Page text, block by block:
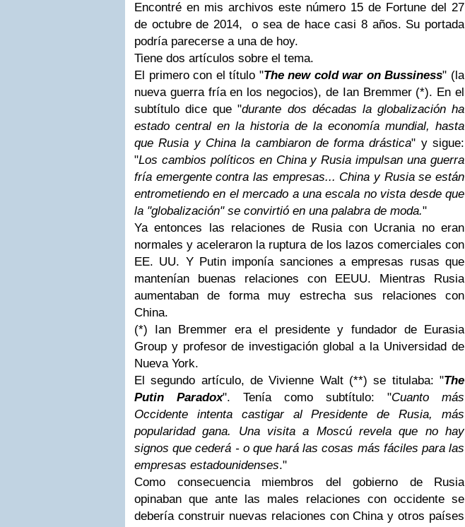
Encontré en mis archivos este número 15 de Fortune del 27
de octubre de 2014, o sea de hace casi 8 años. Su portada
podría parecerse a una de hoy.
Tiene dos artículos sobre el tema.
El primero con el título "The new cold war on Bussiness" (la
nueva guerra fría en los negocios), de Ian Bremmer (*). En el
subtítulo dice que "durante dos décadas la globalización ha
estado central en la historia de la economía mundial, hasta
que Rusia y China la cambiaron de forma drástica" y sigue:
"Los cambios políticos en China y Rusia impulsan una guerra
fría emergente contra las empresas... China y Rusia se están
entrometiendo en el mercado a una escala no vista desde que
la "globalización" se convirtió en una palabra de moda."
Ya entonces las relaciones de Rusia con Ucrania no eran
normales y aceleraron la ruptura de los lazos comerciales con
EE. UU. Y Putin imponía sanciones a empresas rusas que
mantenían buenas relaciones con EEUU. Mientras Rusia
aumentaban de forma muy estrecha sus relaciones con
China.
(*) Ian Bremmer era el presidente y fundador de Eurasia
Group y profesor de investigación global a la Universidad de
Nueva York.
El segundo artículo, de Vivienne Walt (**) se titulaba: "The
Putin Paradox". Tenía como subtítulo: "Cuanto más
Occidente intenta castigar al Presidente de Rusia, más
popularidad gana. Una visita a Moscú revela que no hay
signos que cederá - o que hará las cosas más fáciles para las
empresas estadounidenses."
Como consecuencia miembros del gobierno de Rusia
opinaban que ante las males relaciones con occidente se
debería construir nuevas relaciones con China y otros países